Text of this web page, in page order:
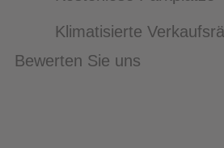
Klimatisierte
Bewerten Sie uns